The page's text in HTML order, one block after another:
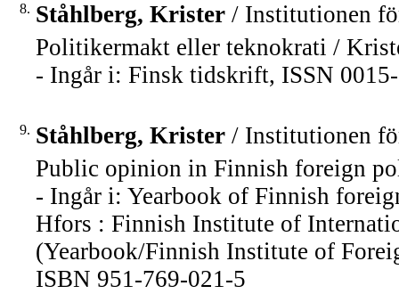
8. Ståhlberg, Krister / Institutionen
Politikermakt eller teknokrati /
- Ingår i: Finsk tidskrift, ISSN
9. Ståhlberg, Krister / Institutionen
Public opinion in Finnish foreign
- Ingår i: Yearbook of Finnish
Hfors : Finnish Institute of
(Yearbook/Finnish Institute of
ISBN 951-769-021-5